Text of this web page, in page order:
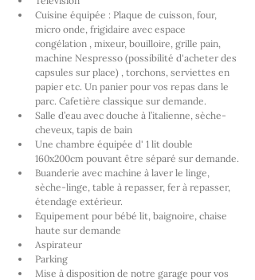
Cuisine équipée : Plaque de cuisson, four,
micro onde, frigidaire avec espace
congélation , mixeur, bouilloire, grille pain,
machine Nespresso (possibilité d'acheter des
capsules sur place) , torchons, serviettes en
papier etc. Un panier pour vos repas dans le
parc. Cafetière classique sur demande.
Salle d’eau avec douche à l’italienne, sèche-
cheveux, tapis de bain
Une chambre équipée d' 1 lit double
160x200cm pouvant être séparé sur demande.
Buanderie avec machine à laver le linge,
sèche-linge, table à repasser, fer à repasser,
étendage extérieur.
Equipement pour bébé lit, baignoire, chaise
haute sur demande
Aspirateur
Parking
Mise à disposition de notre garage pour vos